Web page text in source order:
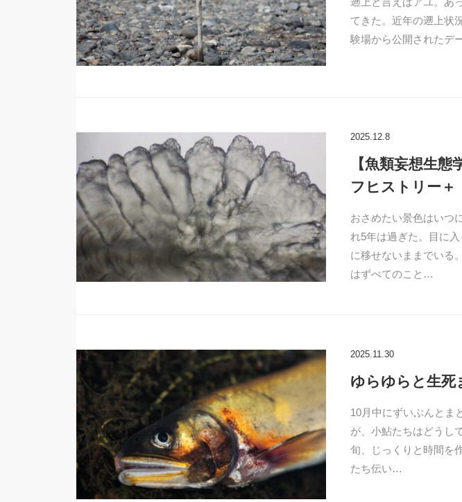
てきた。近年の遡上状
験場から公開されたデ
2025.12.8
【魚類妄想生態
フヒストリー＋
おさめたい景色はいつ
れ5年は過ぎた。目に
に移せないままでいる
はずべてのこと…
2025.11.30
ゆらゆらと生死
10月中にずいぶんとま
が、小鮎たちはどうし
旬、じっくりと時間を
たち伝い…